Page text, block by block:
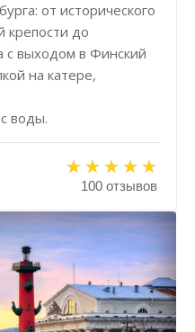
от исторического
крепости до
с выходом в Финский
на катере,
воды.
100 отзывов